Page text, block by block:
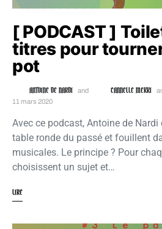
[ PODCAST ]
titres pour
pot
ANTOINE DE NARDI and CANNELLE MEKKI
11 mars 2020
Avec ce podcast, Antoine de
table ronde du passé et fouillent
musicales. Le principe ? Pour
choisissent un sujet et…
LIRE